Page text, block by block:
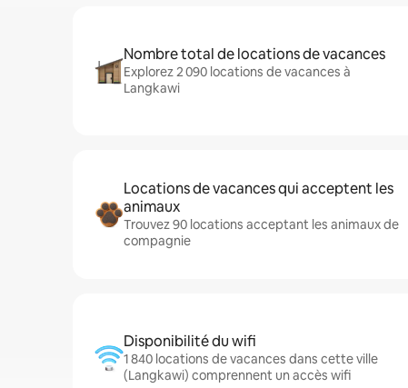
Nombre total de locations de vacances
Explorez 2 090 locations de vacances à
Langkawi
Locations de vacances qui acceptent les
animaux
Trouvez 90 locations acceptant les animaux de
compagnie
Disponibilité du wifi
1 840 locations de vacances dans cette ville
(Langkawi) comprennent un accès wifi